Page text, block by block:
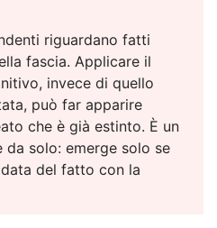
riguardano fatti
fascia. Applicare il
invece di quello
può far apparire
che è già estinto. È un
da solo: emerge solo se
del fatto con la